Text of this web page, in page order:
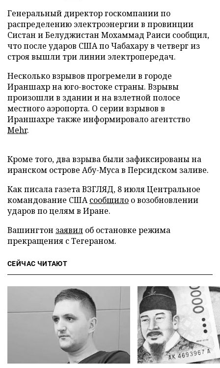
Генеральный директор госкомпании по
распределению электроэнергии в провинции
Систан и Белуджистан Мохаммад Раиси сообщил,
что после ударов США по Чабахару в четверг из
строя вышли три линии электропередач.
Несколько взрывов прогремели в городе
Ираншахр на юго-востоке страны. Взрывы
произошли в здании и на взлетной полосе
местного аэропорта. О серии взрывов в
Ираншахре также информировало агентство
Mehr.
Кроме того, два взрыва были зафиксированы на
иранском острове Абу-Муса в Персидском заливе.
Как писала газета ВЗГЛЯД, 8 июля Центральное
командование СШАсообщило о возобновлении
ударов по целям в Иране.
Вашингтон заявил об остановке режима
прекращения с Тегераном.
СЕЙЧАС ЧИТАЮТ